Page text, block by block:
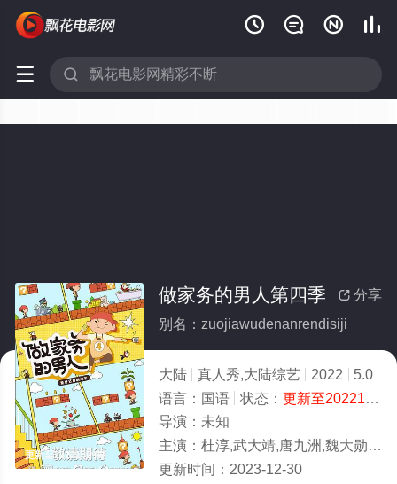
   
 
更新至20221029期
 分享
做家务的男人第四季
别名：zuojiawudenanrendisiji
大陆 真人秀,大陆综艺 2022
5.0
语言： 国语 状态： 更新至20221029期
导演： 未知
主演： 杜淳,武大靖,唐九洲,魏大勋,傅首尔
更新时间： 2023-12-30